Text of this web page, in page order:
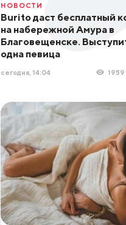
НОВОСТИ
Burito даст бесплатный
на набережной Амура в
Благовещенске.
одна певица
сегодня, 14:04 1959